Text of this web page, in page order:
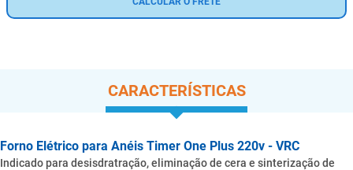
CARACTERÍSTICAS
Forno Elétrico para Anéis Timer One Plus 220v - VRC
Indicado para desisdratração, eliminação de cera e sinterização de